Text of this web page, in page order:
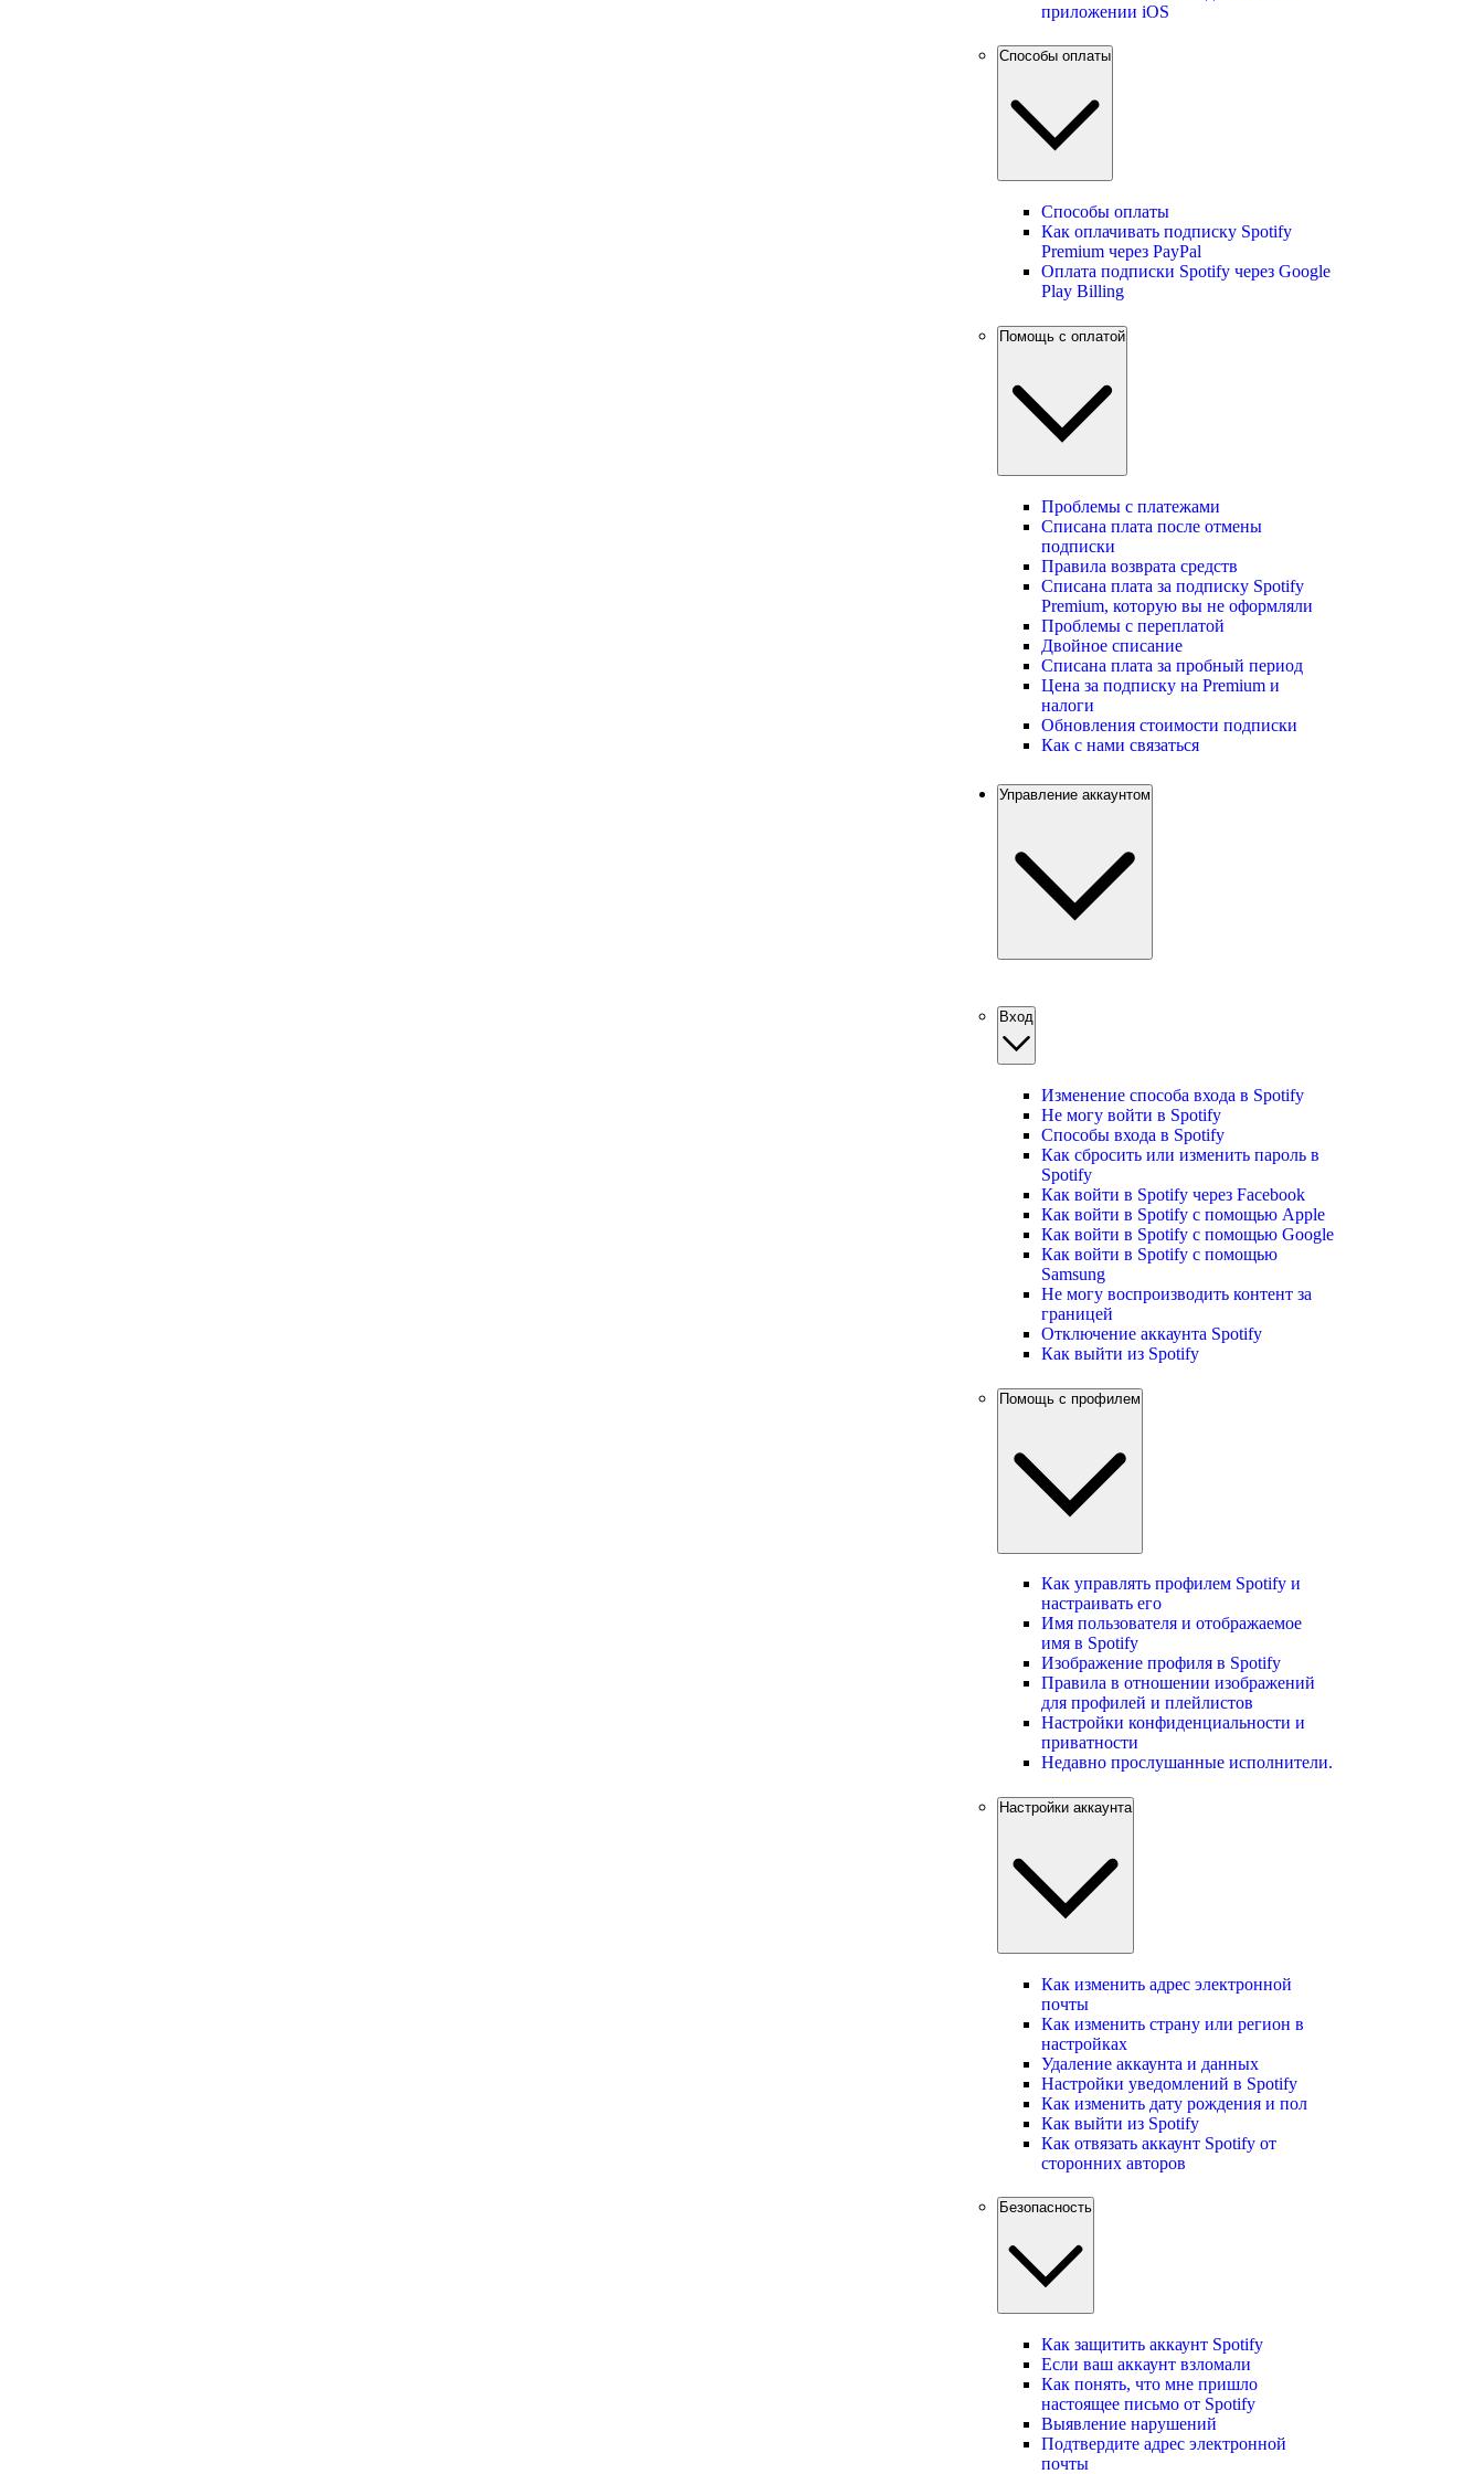
приложении iOS
Способы оплаты
Способы оплаты
Как оплачивать подписку Spotify
Premium через PayPal
Оплата подписки Spotify через Google
Play Billing
Помощь с оплатой
Проблемы с платежами
Списана плата после отмены
подписки
Правила возврата средств
Списана плата за подписку Spotify
Premium, которую вы не оформляли
Проблемы с переплатой
Двойное списание
Списана плата за пробный период
Цена за подписку на Premium и
налоги
Обновления стоимости подписки
Как с нами связаться
Управление аккаунтом
Вход
Изменение способа входа в Spotify
Не могу войти в Spotify
Способы входа в Spotify
Как сбросить или изменить пароль в
Spotify
Как войти в Spotify через Facebook
Как войти в Spotify с помощью Apple
Как войти в Spotify с помощью Google
Как войти в Spotify с помощью
Samsung
Не могу воспроизводить контент за
границей
Отключение аккаунта Spotify
Как выйти из Spotify
Помощь с профилем
Как управлять профилем Spotify и
настраивать его
Имя пользователя и отображаемое
имя в Spotify
Изображение профиля в Spotify
Правила в отношении изображений
для профилей и плейлистов
Настройки конфиденциальности и
приватности
Недавно прослушанные исполнители.
Настройки аккаунта
Как изменить адрес электронной
почты
Как изменить страну или регион в
настройках
Удаление аккаунта и данных
Настройки уведомлений в Spotify
Как изменить дату рождения и пол
Как выйти из Spotify
Как отвязать аккаунт Spotify от
сторонних авторов
Безопасность
Как защитить аккаунт Spotify
Если ваш аккаунт взломали
Как понять, что мне пришло
настоящее письмо от Spotify
Выявление нарушений
Подтвердите адрес электронной
почты